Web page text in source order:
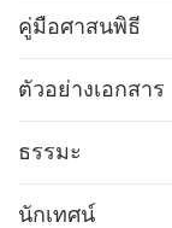
คู่มือศาสนพิธี
ตัวอย่างเอกสาร
ธรรมะ
นักเทศน์